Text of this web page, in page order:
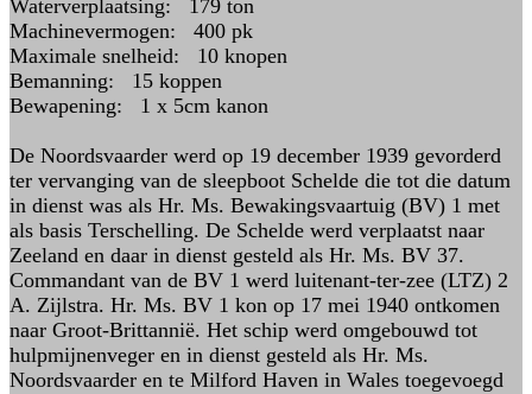
Waterverplaatsing: 179 ton
Machinevermogen: 400 pk
Maximale snelheid: 10 knopen
Bemanning: 15 koppen
Bewapening: 1 x 5cm kanon
De Noordsvaarder werd op 19 december 1939 gevorderd
ter vervanging van de sleepboot Schelde die tot die datum
in dienst was als Hr. Ms. Bewakingsvaartuig (BV) 1 met
als basis Terschelling. De Schelde werd verplaatst naar
Zeeland en daar in dienst gesteld als Hr. Ms. BV 37.
Commandant van de BV 1 werd luitenant-ter-zee (LTZ) 2
A. Zijlstra. Hr. Ms. BV 1 kon op 17 mei 1940 ontkomen
naar Groot-Brittannië. Het schip werd omgebouwd tot
hulpmijnenveger en in dienst gesteld als Hr. Ms.
Noordsvaarder en te Milford Haven in Wales toegevoegd